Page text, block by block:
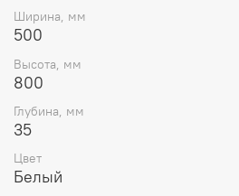
Ширина, мм
500
Высота, мм
800
Глубина, мм
35
Цвет
Белый